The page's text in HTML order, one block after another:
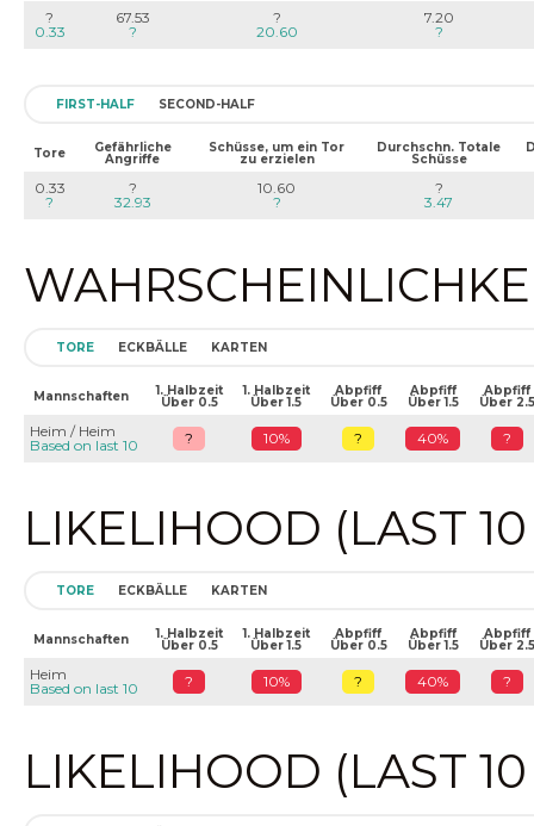
?
0.33
67.53
?
?
20.60
7.20
?
FIRST-HALF SECOND-HALF
Tore Gefährliche
Angriffe
Schüsse, um ein Tor
zu erzielen
Durchschn. Totale
Schüsse
0.33
?
?
32.93
10.60
?
?
3.47
TORE ECKBÄLLE KARTEN
Mannschaften 1. Halbzeit
Über 0.5
1. Halbzeit
Über 1.5
Abpfiff
Über 0.5
Abpfiff
Über 1.5
Abpfiff
Über 2.5
Heim / Heim
Based on last 10
? 10% ? 40% ?
LIKELIHOOD (LAST
TORE ECKBÄLLE KARTEN
Mannschaften 1. Halbzeit
Über 0.5
1. Halbzeit
Über 1.5
Abpfiff
Über 0.5
Abpfiff
Über 1.5
Abpfiff
Über 2.5
Heim
Based on last 10
? 10% ? 40% ?
LIKELIHOOD (LAST